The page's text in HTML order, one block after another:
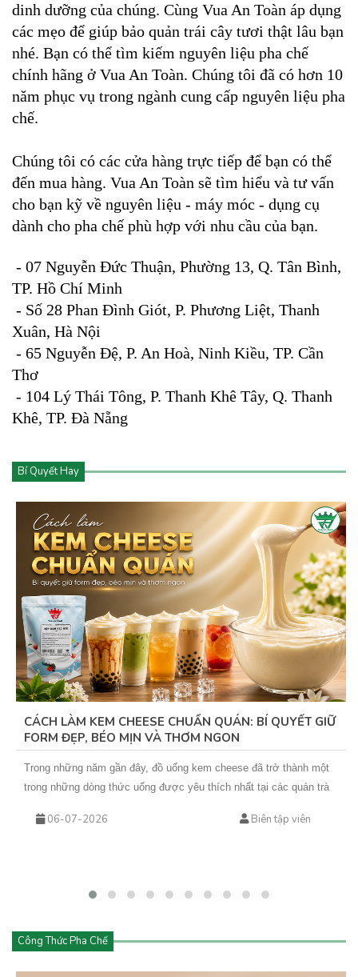
dinh dưỡng của chúng. Cùng Vua An Toàn áp dụng
các mẹo để giúp bảo quản trái cây tươi thật lâu bạn
nhé. Bạn có thể tìm kiếm nguyên liệu pha chế
chính hãng ở Vua An Toàn. Chúng tôi đã có hơn 10
năm phục vụ trong ngành cung cấp nguyên liệu pha
chế.
Chúng tôi có các cửa hàng trực tiếp để bạn có thể
đến mua hàng. Vua An Toàn sẽ tìm hiểu và tư vấn
cho bạn kỹ về nguyên liệu - máy móc - dụng cụ
dành cho pha chế phù hợp với nhu cầu của bạn.
- 07 Nguyễn Đức Thuận, Phường 13, Q. Tân Bình,
TP. Hồ Chí Minh
- Số 28 Phan Đình Giót, P. Phương Liệt, Thanh
Xuân, Hà Nội
- 65 Nguyễn Đệ, P. An Hoà, Ninh Kiều, TP. Cần
Thơ
- 104 Lý Thái Tông, P. Thanh Khê Tây, Q. Thanh
Khê, TP. Đà Nẵng
Bí Quyết Hay
CÁCH LÀM KEM CHEESE CHUẨN QUÁN: BÍ QUYẾT GIỮ
FORM ĐẸP, BÉO MỊN VÀ THƠM NGON
Trong những năm gần đây, đồ uống kem cheese đã trở thành một
trong những dòng thức uống được yêu thích nhất tại các quán trà
cheese đến cà phê kem cheese hay matcha kem cheese, tất cả
06-07-2026 Biên tập viên
Công Thức Pha Chế